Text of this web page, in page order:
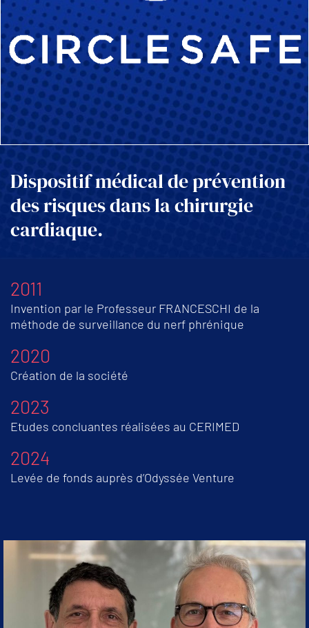
Dispositif médical de prévention
des risques dans la chirurgie
cardiaque.
2011
Invention par le Professeur FRANCESCHI de la
méthode de surveillance du nerf phrénique
2020
Création de la société
2023
Etudes concluantes réalisées au CERIMED
2024
Levée de fonds auprès d’Odyssée Venture